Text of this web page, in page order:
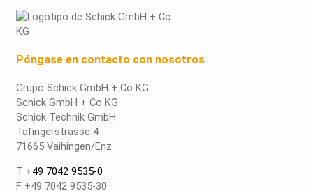
Póngase en contacto con nosotros
Grupo Schick GmbH + Co KG
Schick GmbH + Co KG
Schick Technik GmbH
Tafingerstrasse 4
71665 Vaihingen/Enz
T +49 7042 9535-0
F +49 7042 9535-30